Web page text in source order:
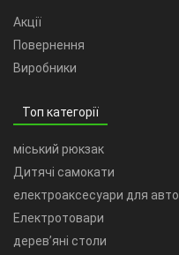
Акції
Повернення
Виробники
Топ категорії
міський рюкзак
Дитячі самокати
електроаксесуари для авто
Електротовари
дерев’яні столи